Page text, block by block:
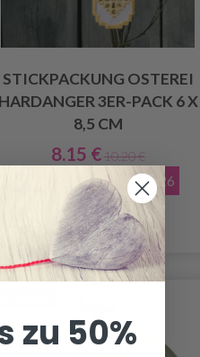
STICKPACKUNG OSTEREI
HARDANGER 3ER-PACK 6 X
8,5 CM
8.15 € 10.20 €
Angebot bis 12/08/2026
Anzahl
zu 50%